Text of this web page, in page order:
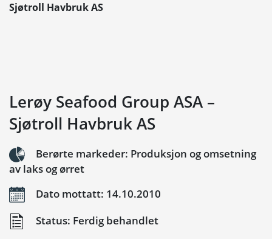
Sjøtroll Havbruk AS
Lerøy Seafood Group ASA –
Sjøtroll Havbruk AS
Berørte markeder: Produksjon og omsetning
av laks og ørret
Dato mottatt: 14.10.2010
Status: Ferdig behandlet